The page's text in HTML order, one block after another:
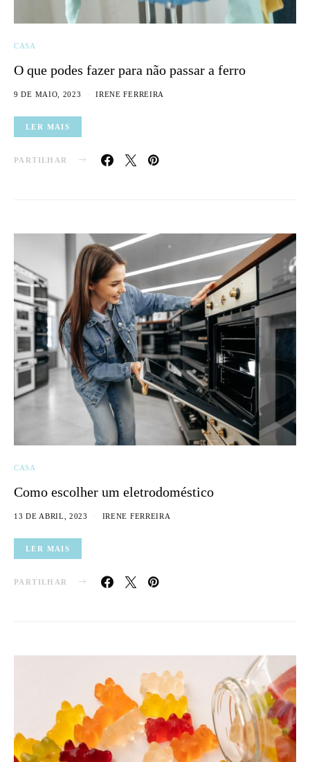
CASA
O que podes fazer para não passar a ferro
9 DE MAIO, 2023 IRENE FERREIRA
LER MAIS
PARTILHAR
CASA
Como escolher um eletrodoméstico
13 DE ABRIL, 2023 IRENE FERREIRA
LER MAIS
PARTILHAR